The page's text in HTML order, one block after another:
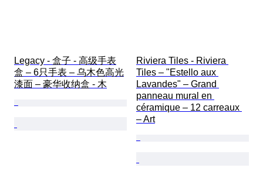
Legacy - 盒子 - 高级手表
盒 – 6只手表 – 乌木色高光
漆面 – 豪华收纳盒 - 木
Riviera Tiles - Riviera
Tiles – "Estello aux
Lavandes" – Grand
panneau mural en
céramique – 12 carreaux
– Art